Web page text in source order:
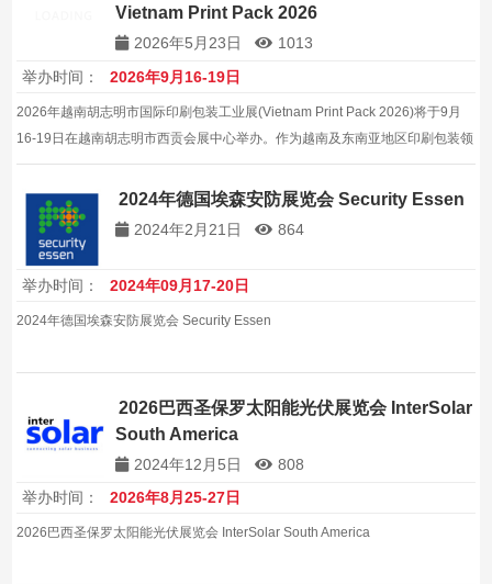
Vietnam Print Pack 2026
2026年5月23日
1013
举办时间：
2026年9月16-19日
2026年越南胡志明市国际印刷包装工业展(Vietnam Print Pack 2026)将于9月
16-19日在越南胡志明市西贡会展中心举办。作为越南及东南亚地区印刷包装领
域的标杆盛会，预计吸引300余家展商和1.5万名专业观众参展。
2024年德国埃森安防展览会 Security Essen
2024年2月21日 864
举办时间： 2024年09月17-20日
2024年德国埃森安防展览会 Security Essen
2026巴西圣保罗太阳能光伏展览会 InterSolar
South America
2024年12月5日
808
举办时间：
2026年8月25-27日
2026巴西圣保罗太阳能光伏展览会 InterSolar South America